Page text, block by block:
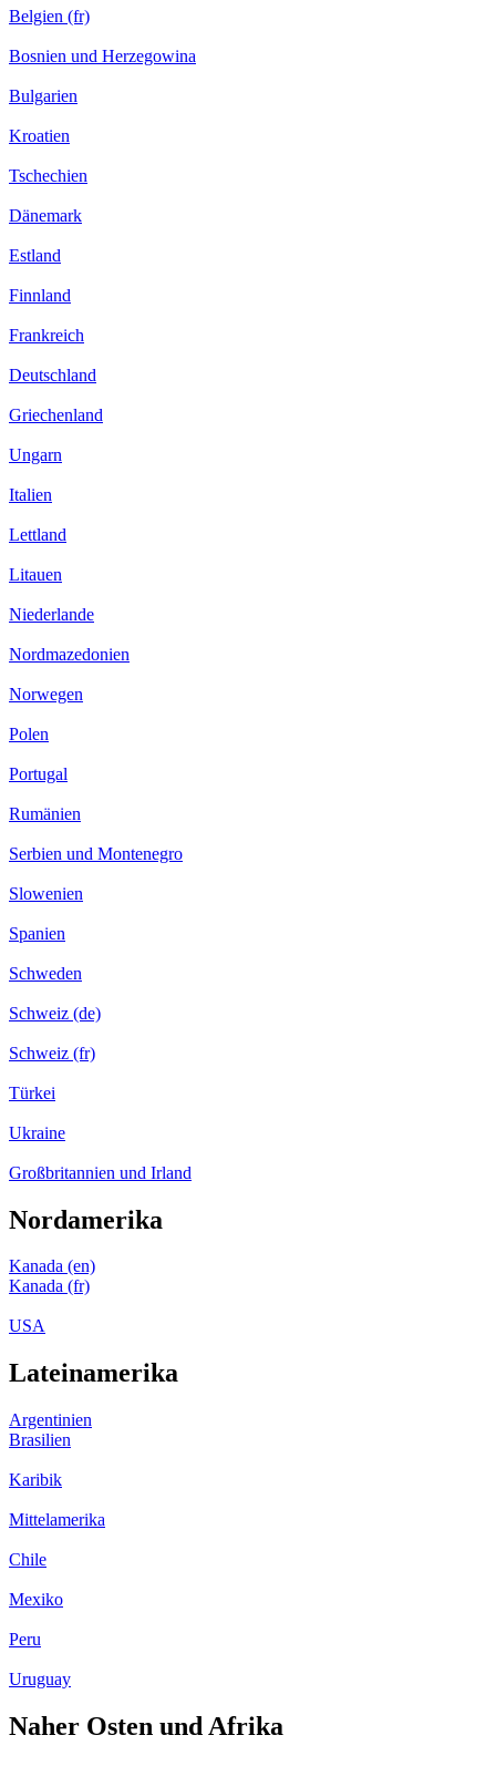
Belgien (fr)
Bosnien und Herzegowina
Bulgarien
Kroatien
Tschechien
Dänemark
Estland
Finnland
Frankreich
Deutschland
Griechenland
Ungarn
Italien
Lettland
Litauen
Niederlande
Nordmazedonien
Norwegen
Polen
Portugal
Rumänien
Serbien und Montenegro
Slowenien
Spanien
Schweden
Schweiz (de)
Schweiz (fr)
Türkei
Ukraine
Großbritannien und Irland
Nordamerika
Kanada (en)
Kanada (fr)
USA
Lateinamerika
Argentinien
Brasilien
Karibik
Mittelamerika
Chile
Mexiko
Peru
Uruguay
Naher Osten und Afrika